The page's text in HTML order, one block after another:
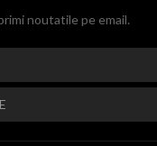
noutatile pe email.